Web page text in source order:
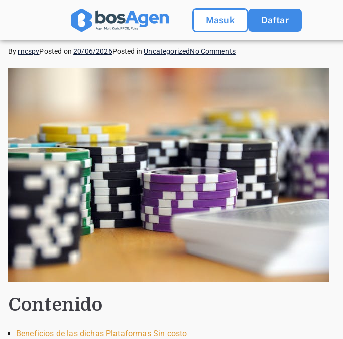
Masuk Daftar
By rncspvPosted on20/06/2026Posted in UncategorizedNo Comments
Contenido
Beneficios de las dichas Plataformas Sin costo